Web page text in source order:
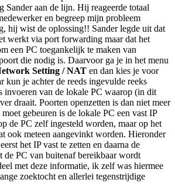
Sander aan de lijn. Hij reageerde totaal
en begreep mijn probleem
hij wist de oplossing!! Sander legde uit dat
werkt via port forwarding maar dat het
een PC toegankelijk te maken van
die nodig is. Daarvoor ga je in het menu
Setting / NAT en dan kies je voor
kun je achter de reeds ingevulde reeks
invoeren van de lokale PC waarop (in dit
draait. Poorten openzetten is dan niet meer
gebeuren is de lokale PC een vast IP
de PC zelf ingesteld worden, maar op het
ook meteen aangevinkt worden. Hieronder
het IP vast te zetten en daarna de
de PC van buitenaf bereikbaar wordt
met deze informatie, ik zelf was hiermee
zoektocht en allerlei tegenstrijdige